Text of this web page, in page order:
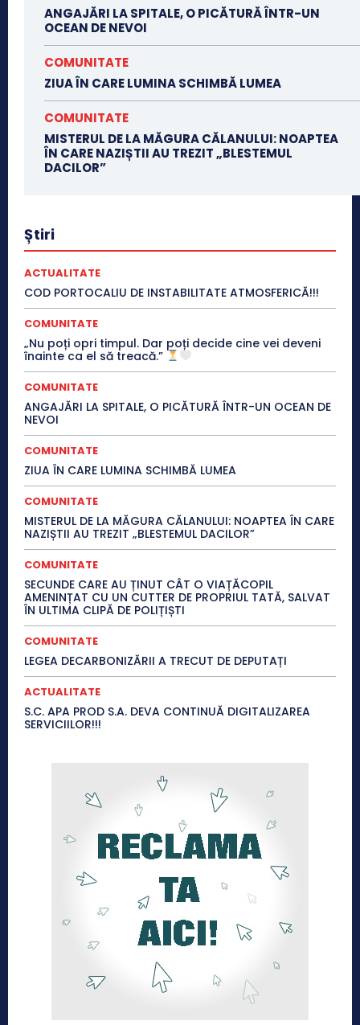
ANGAJĂRI LA SPITALE, O PICĂTURĂ ÎNTR-UN
OCEAN DE NEVOI
COMUNITATE
ZIUA ÎN CARE LUMINA SCHIMBĂ LUMEA
COMUNITATE
MISTERUL DE LA MĂGURA CĂLANULUI: NOAPTEA
ÎN CARE NAZIȘTII AU TREZIT „BLESTEMUL
DACILOR”
Știri
ACTUALITATE
COD PORTOCALIU DE INSTABILITATE ATMOSFERICĂ!!!
COMUNITATE
„Nu poți opri timpul. Dar poți decide cine vei deveni
înainte ca el să treacă.”
COMUNITATE
ANGAJĂRI LA SPITALE, O PICĂTURĂ ÎNTR-UN OCEAN DE
NEVOI
COMUNITATE
ZIUA ÎN CARE LUMINA SCHIMBĂ LUMEA
COMUNITATE
MISTERUL DE LA MĂGURA CĂLANULUI: NOAPTEA ÎN CARE
NAZIȘTII AU TREZIT „BLESTEMUL DACILOR”
COMUNITATE
SECUNDE CARE AU ȚINUT CÂT O VIAȚĂCOPIL
AMENINȚAT CU UN CUTTER DE PROPRIUL TATĂ, SALVAT
ÎN ULTIMA CLIPĂ DE POLIȚIȘTI
COMUNITATE
LEGEA DECARBONIZĂRII A TRECUT DE DEPUTAȚI
ACTUALITATE
S.C. APA PROD S.A. DEVA CONTINUĂ DIGITALIZAREA
SERVICIILOR!!!